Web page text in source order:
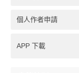
個人作者申請
APP 下載